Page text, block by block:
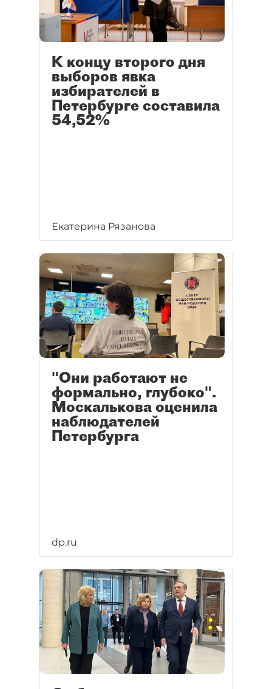
К концу второго дня
выборов явка
избирателей в
Петербурге составила
54,52%
Екатерина Рязанова
"Они работают не
формально, глубоко".
Москалькова оценила
наблюдателей
Петербурга
dp.ru